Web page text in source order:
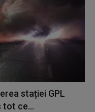
stației GPL
tot ce...